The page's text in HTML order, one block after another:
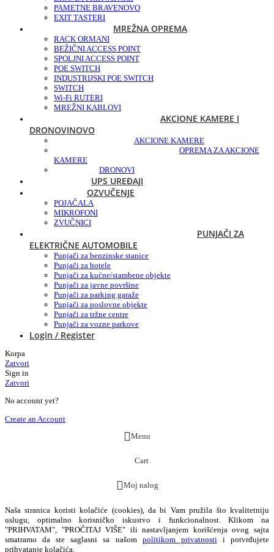
PAMETNE BRAVENOVO
EXIT TASTERI
MREŽNA OPREMA
RACK ORMANI
BEŽIČNI ACCESS POINT
SPOLJNI ACCESS POINT
POE SWITCH
INDUSTRIJSKI POE SWITCH
SWITCH
Wi-Fi RUTERI
MREŽNI KABLOVI
AKCIONE KAMERE I
DRONOVINOVO
AKCIONE KAMERE
OPREMA ZA AKCIONE
KAMERE
DRONOVI
UPS UREĐAJI
OZVUČENJE
POJAČALA
MIKROFONI
ZVUČNICI
PUNJAČI ZA
ELEKTRIČNE AUTOMOBILE
Punjači za benzinske stanice
Punjači za hotele
Punjači za kućne/stambene objekte
Punjači za javne površine
Punjači za parking garaže
Punjači za poslovne objekte
Punjači za tržne centre
Punjači za vozne parkove
Login / Register
Korpa
Zatvori
Sign in
Zatvori
No account yet?
Create an Account
Menu
Cart
Moj nalog
Naša stranica koristi kolačiće (cookies), da bi Vam pružila što kvalitetniju
uslugu, optimalno korisničko iskustvo i funkcionalnost. Klikom na
"PRIHVATAM", "PROČITAJ VIŠE" ili nastavljanjem korišćenja ovog sajta
smatramo da ste saglasni sa našom politikom privatnosti i potvrđujete
prihvatanje kolačića.